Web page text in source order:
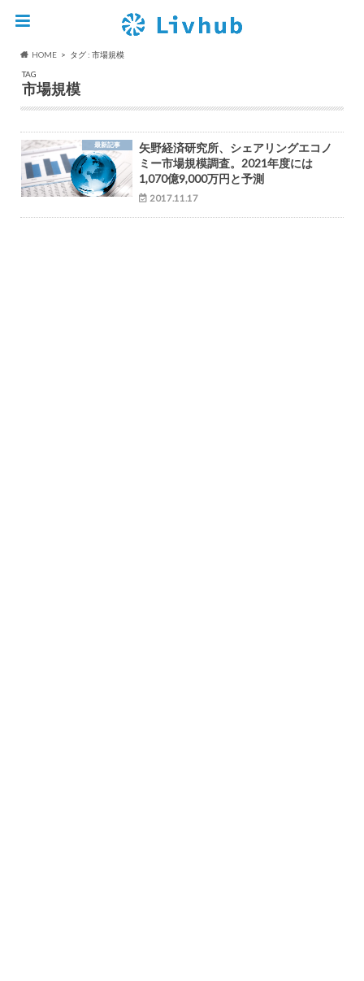
HOME
タグ : 市場規模
TAG
市場規模
最新記事
矢野経済研究所、シェアリングエコノ
ミー市場規模調査。2021年度には
1,070億9,000万円と予測
2017.11.17